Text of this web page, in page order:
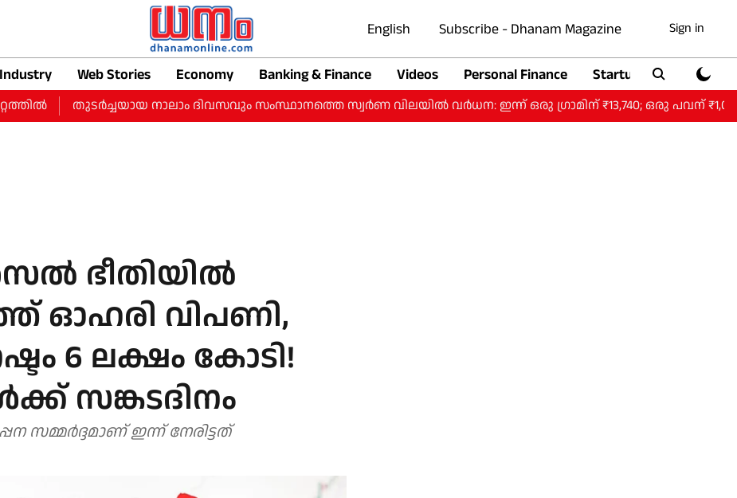
English Subscribe - Dhanam Magazine Sign in
Industry Web Stories Economy Banking & Finance Videos Personal Finance Startup
തുടർച്ചയായ നാലാം ദിവസവും സംസ്ഥാനത്തെ സ്വർണ വിലയിൽ വർധന: ഇന്ന് ഒരു ​ഗ്രാമിന് ₹13,740; ഒരു പവന് ₹1,09,920.
ഭീതിയില്‍
ഓഹരി വിപണി,
6 ലക്ഷം കോടി!
സങ്കടദിനം
സമ്മര്‍ദ്ദമാണ് ഇന്ന് നേരിട്ടത്